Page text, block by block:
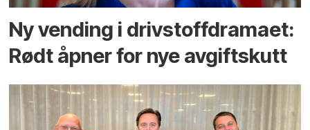
Ny vending i drivstoffdramaet:
Rødt åpner for nye avgiftskutt